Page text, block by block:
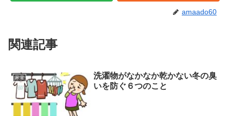
amaado60
関連記事
家電
洗濯物がなかなか乾かない冬の臭
いを防ぐ６つのこと